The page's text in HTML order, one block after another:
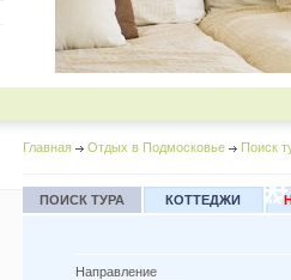
Главная Отдых в Подмосковье Поиск
ПОИСК ТУРА КОТТЕДЖИ
Направление